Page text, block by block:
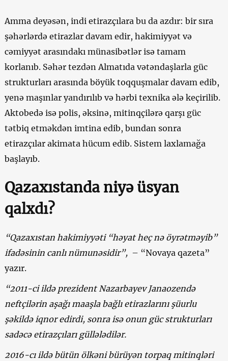
Amma deyəsən, indi etirazçılara bu da azdır: bir sıra
şəhərlərdə etirazlar davam edir, hakimiyyət və
cəmiyyət arasındakı münasibətlər isə tamam
korlanıb. Səhər tezdən Almatıda vətəndaşlarla güc
strukturları arasında böyük toqquşmalar davam edib,
yenə maşınlar yandırılıb və hərbi texnika ələ keçirilib.
Aktobedə isə polis, əksinə, mitinqçilərə qarşı güc
tətbiq etməkdən imtina edib, bundan sonra
etirazçılar akimata hücum edib. Sistem laxlamağa
başlayıb.
Qazaxıstanda niyə üsyan
qalxdı?
“Qazaxıstan hakimiyyəti “həyat heç nə öyrətməyib”
ifadəsinin canlı nümunəsidir”, – “Novaya qazeta”
yazır.
“2011-ci ildə prezident Nazarbayev Janaozendə
neftçilərin aşağı maaşla bağlı etirazlarını şüurlu
şəkildə iqnor edirdi, sonra isə onun güc strukturları
sadəcə etirazçıları güllələdilər.
2016-cı ildə bütün ölkəni bürüyən torpaq mitinqləri